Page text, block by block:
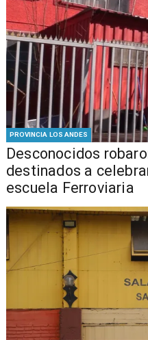
PROVINCIA LOS ANDES
Desconocidos
destinados a
escuela Ferroviaria